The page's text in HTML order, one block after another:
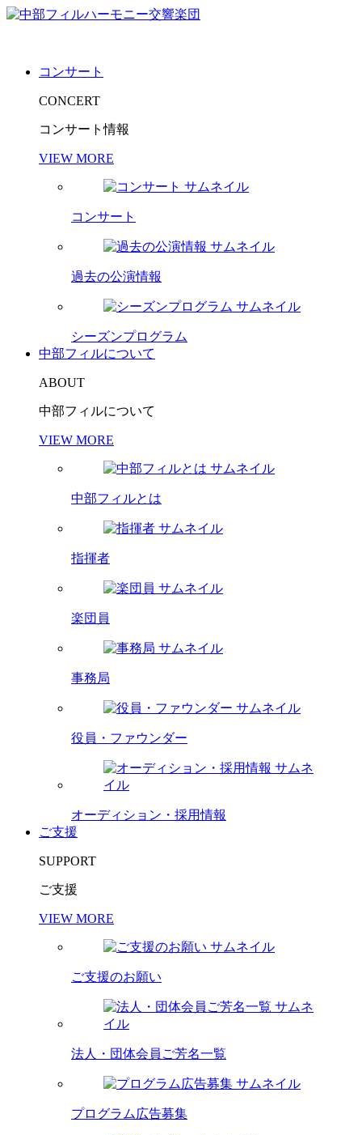
コンサート
CONCERT
コンサート情報
VIEW MORE
コンサート
過去の公演情報
シーズンプログラム
中部フィルについて
ABOUT
中部フィルについて
VIEW MORE
中部フィルとは
指揮者
楽団員
事務局
役員・ファウンダー
オーディション・採用情報
ご支援
SUPPORT
ご支援
VIEW MORE
ご支援のお願い
法人・団体会員ご芳名一覧
プログラム広告募集